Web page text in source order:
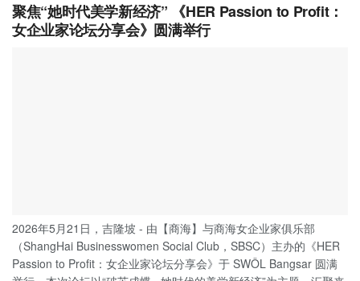
聚焦“她时代美学新经济” 《HER Passion to Profit：
女企业家论坛分享会》圆满举行
2026年5月21日，吉隆坡 - 由【商海】与商海女企业家俱乐部
（ShangHai Businesswomen Social Club，SBSC）主办的《HER
Passion to Profit：女企业家论坛分享会》于 SWÔL Bangsar 圆满